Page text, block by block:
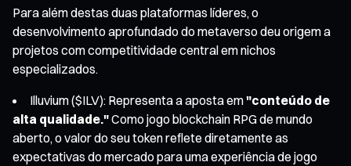
Para além destas duas plataformas líderes, o
desenvolvimento aprofundado do metaverso deu origem a
projetos com competitividade central em nichos
especializados.
Illuvium ($ILV): Representa a aposta em"conteúdo de
alta qualidade."Como jogo blockchain RPG de mundo
aberto, o valor do seu token reflete diretamente as
expectativas do mercado para uma experiência de jogo